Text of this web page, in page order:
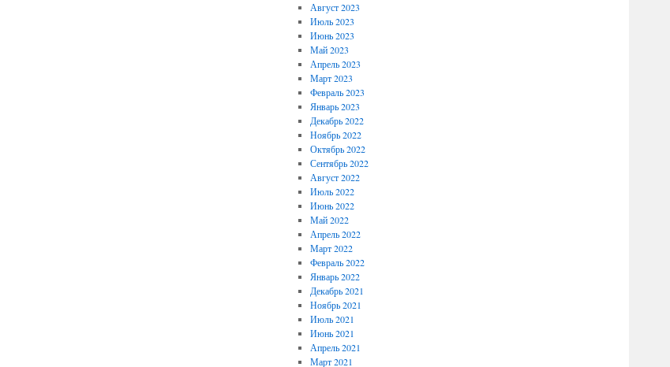
Август 2023
Июль 2023
Июнь 2023
Май 2023
Апрель 2023
Март 2023
Февраль 2023
Январь 2023
Декабрь 2022
Ноябрь 2022
Октябрь 2022
Сентябрь 2022
Август 2022
Июль 2022
Июнь 2022
Май 2022
Апрель 2022
Март 2022
Февраль 2022
Январь 2022
Декабрь 2021
Ноябрь 2021
Июль 2021
Июнь 2021
Апрель 2021
Март 2021